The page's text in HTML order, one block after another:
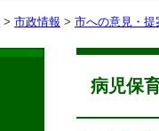
> 市政情報 > 市への意見・提
病児保